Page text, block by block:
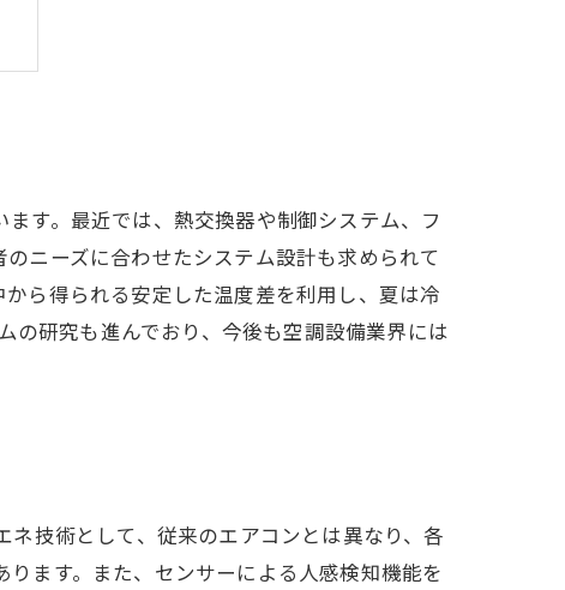
す。最近では、熱交換器や制御システム、フ
ニーズに合わせたシステム設計も求められて
ら得られる安定した温度差を利用し、夏は冷
の研究も進んでおり、今後も空調設備業界には
技術として、従来のエアコンとは異なり、各
ます。また、センサーによる人感検知機能を